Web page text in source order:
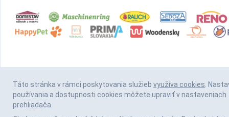
Táto stránka v rámci poskytovania služieb využíva cookies.
používania a dostupnosti cookies môžete upraviť v nastaveniach
prehliadača.